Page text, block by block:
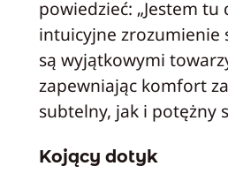
powiedzieć: „Jestem tu
intuicyjne zrozumienie
są wyjątkowymi
zapewniając komfort
subtelny, jak i potężny
Kojący dotyk